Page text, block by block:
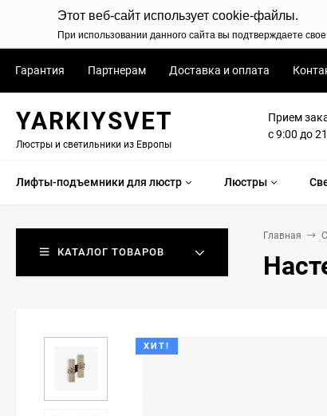
Этот веб-сайт использует cookie-файлы.
При использовании данного сайта вы подтверждаете
Гарантия Партнерам Доставка и оплата
YARKIYSVET
Люстры и светильники из Европы
Прием
с 9:00 до
Лифты-подъемники для люстр Люстры
КАТАЛОГ ТОВАРОВ
Главная
ХИТ!